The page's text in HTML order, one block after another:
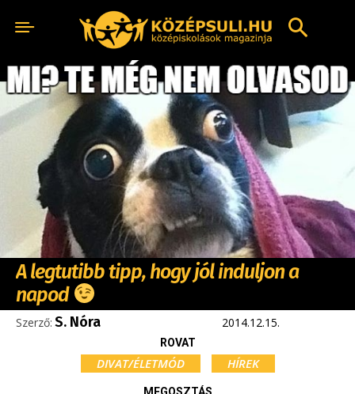
A legtutibb tipp, hogy jól induljon a
napod
Szerző: S. Nóra 2014.12.15.
ROVAT
DIVAT/ÉLETMÓD HÍREK